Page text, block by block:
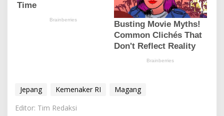
Jepang Kemenaker RI
Magang
Editor: Tim Redaksi